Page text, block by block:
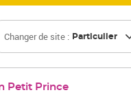
Changer de site : Particulier
Petit Prince